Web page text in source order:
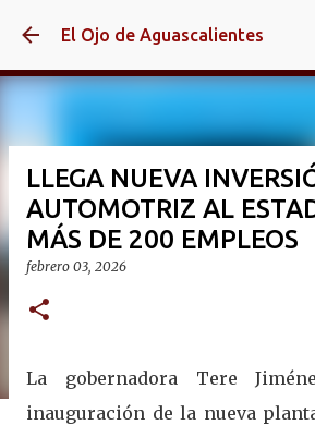
Ir al contenido
El Ojo de Aguascalientes
LLEGA NUEVA
AUTOMOTRIZ AL
MÁS DE 200 EMPLEOS
febrero 03, 2026
La gobernadora Tere
inauguración de la nueva